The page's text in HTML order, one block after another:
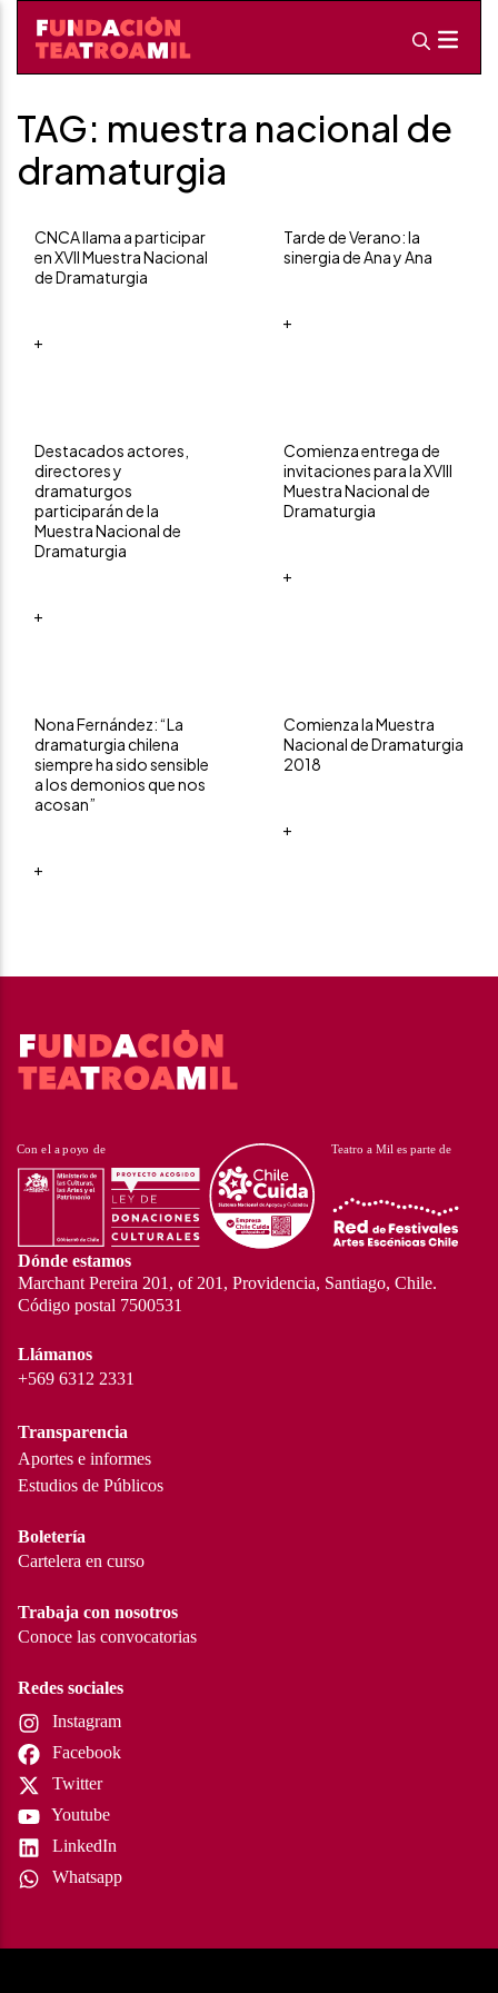
TAG: muestra nacional de
dramaturgia
CNCA llama a participar
en XVII Muestra Nacional
de Dramaturgia
+
Tarde de Verano: la
sinergia de Ana y Ana
+
Destacados actores,
directores y
dramaturgos
participarán de la
Muestra Nacional de
Dramaturgia
+
Comienza entrega de
invitaciones para la XVIII
Muestra Nacional de
Dramaturgia
+
Nona Fernández: “La
dramaturgia chilena
siempre ha sido sensible
a los demonios que nos
acosan”
+
Comienza la Muestra
Nacional de Dramaturgia
2018
+
Dónde estamos
Marchant Pereira 201, of 201, Providencia, Santiago, Chile.
Código postal 7500531
Llámanos
+569 6312 2331
Transparencia
Aportes e informes
Estudios de Públicos
Boletería
Cartelera en curso
Trabaja con nosotros
Conoce las convocatorias
Redes sociales
Instagram
Facebook
Twitter
Youtube
LinkedIn
Whatsapp